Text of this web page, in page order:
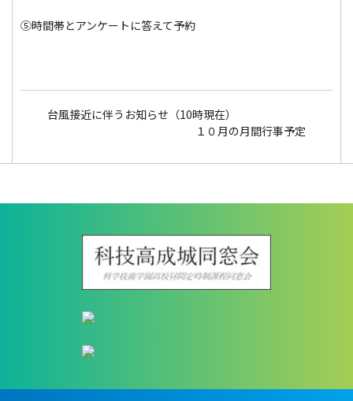
➄時間帯とアンケートに答えて予約
台風接近に伴うお知らせ（10時現在）
１０月の月間行事予定